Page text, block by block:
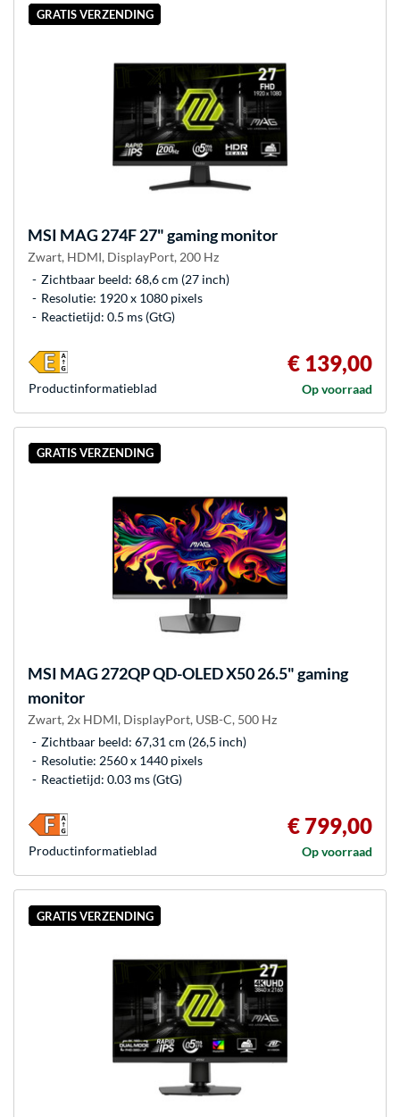
GRATIS VERZENDING
MSI MAG 274F 27" gaming monitor
Zwart, HDMI, DisplayPort, 200 Hz
Zichtbaar beeld: 68,6 cm (27 inch)
Resolutie: 1920 x 1080 pixels
Reactietijd: 0.5 ms (GtG)
€ 139,00
Op voorraad
Product­informatieblad
GRATIS VERZENDING
MSI MAG 272QP QD-OLED X50 26.5" gaming
monitor
Zwart, 2x HDMI, DisplayPort, USB-C, 500 Hz
Zichtbaar beeld: 67,31 cm (26,5 inch)
Resolutie: 2560 x 1440 pixels
Reactietijd: 0.03 ms (GtG)
€ 799,00
Op voorraad
Product­informatieblad
GRATIS VERZENDING